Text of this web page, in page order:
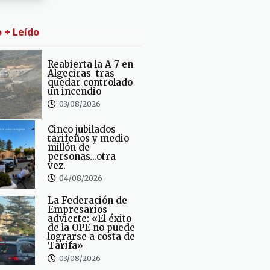
+ Leído
Reabierta la A-7 en
Algeciras tras
quedar controlado
un incendio
03/08/2026
Cinco jubilados
tarifeños y medio
millón de
personas…otra
vez.
04/08/2026
La Federación de
Empresarios
advierte: «El éxito
de la OPE no puede
lograrse a costa de
Tarifa»
03/08/2026